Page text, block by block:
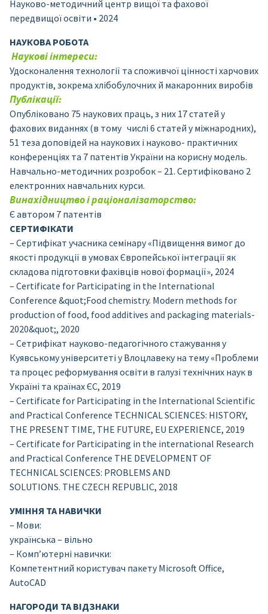
Науково-методичний центр вищої та фахової
передвищої освіти • 2024
НАУКОВА РОБОТА
Наукові інтереси:
Удосконалення технології та споживчої цінності харчових
продуктів, зокрема хлібобулочних й макаронних виробів
Публікації:
Опубліковано 75 наукових праць, з них 17 статей у
фахових виданнях (в тому числі 6 статей у міжнародних),
51 теза доповідей на наукових і науково- практичних
конференціях та 7 патентів України на корисну модель.
Навчально-методичних розробок – 21. Сертифіковано 2
електронних навчальних курси.
Винахідництво і раціоналізаторство:
Є автором 7 патентів
СЕРТИФІКАТИ
– Сертифікат учасника семінару «Підвищення вимог до
якості продукції в умовах Європейської інтеграції як
складова підготовки фахівців нової формації», 2024
– Certificate for Participating in the International
Conference &quot;Food chemistry. Modern methods for
production of food, food additives and packaging materials-
2020&quot;, 2020
– Сетрифікат науково-педагогічного стажування у
Куявському університеті у Влоцлавеку на тему «Проблеми
та процес реформування освіти в галузі технічних наук в
Україні та країнах ЄС, 2019
– Certificate for Participating in the International Scientific
and Practical Conference TECHNICAL SCIENCES: HISTORY,
THE PRESENT TIME, THE FUTURE, EU EXPERIENCE, 2019
– Certificate for Participating in the international Research
and Practical Conference THE DEVELOPMENT OF
TECHNICAL SCIENCES: PROBLEMS AND
SOLUTIONS. THE CZECH REPUBLIC, 2018
УМІННЯ ТА НАВИЧКИ
– Мови:
українська – вільно
– Комп’ютерні навички:
Компетентний користувач пакету Microsoft Office,
AutoCAD
НАГОРОДИ ТА ВІДЗНАКИ